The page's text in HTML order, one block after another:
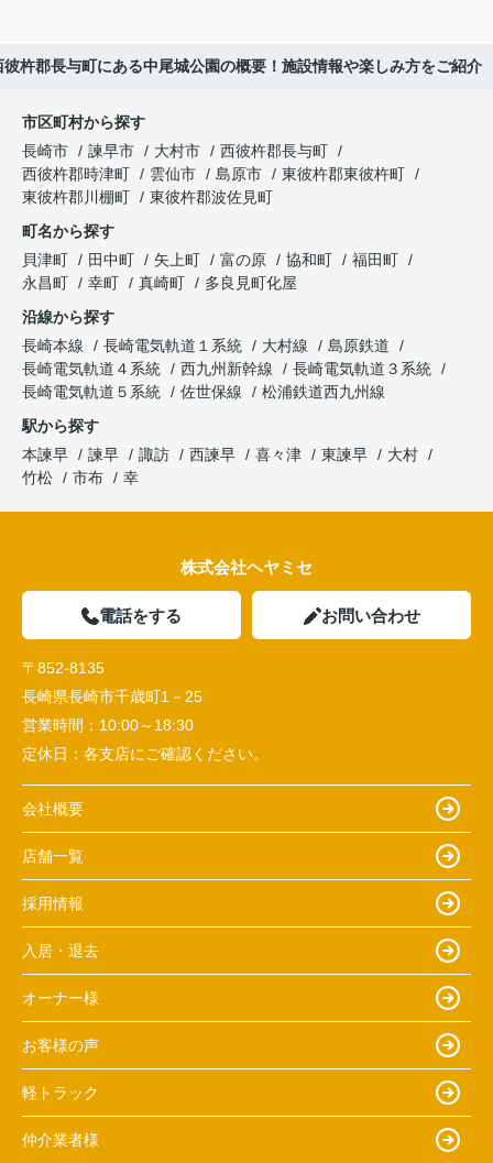
彼杵郡長与町にある中尾城公園の概要！施設情報や楽しみ方をご紹介
市区町村から探す
長崎市
諫早市 大村市
西彼杵郡長与町
西彼杵郡時津町
雲仙市 島原市
東彼杵郡東彼杵町
東彼杵郡川棚町
東彼杵郡波佐見町
町名から探す
貝津町
田中町 矢上町 富の原 協和町
福田町
永昌町
幸町 真崎町
多良見町化屋
沿線から探す
長崎本線
長崎電気軌道１系統 大村線
島原鉄道
長崎電気軌道４系統
西九州新幹線
長崎電気軌道３系統
長崎電気軌道５系統
佐世保線
松浦鉄道西九州線
駅から探す
本諫早
諫早 諏訪 西諫早 喜々津 東諫早
大村
竹松
市布 幸
株式会社ヘヤミセ
電話をする お問い合わせ
〒852-8135
長崎県長崎市千歳町1－25
営業時間： 10:00～18:30
定休日： 各支店にご確認ください。
会社概要
店舗一覧
採用情報
入居・退去
オーナー様
お客様の声
軽トラック
仲介業者様